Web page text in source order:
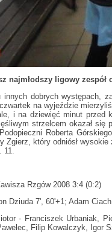
najmłodszy ligowy
dobrych występach,
na wyjeździe
i na dziewięć minut przed
strzelcem okazał
Roberta
Zgierz, który odniósł
11.
Rzgów 2008 3:4 (0:2)
Dziuda 7', 60'+1; Adam
- Franciszek Urbaniak,
Filip Kowalczyk, Igor